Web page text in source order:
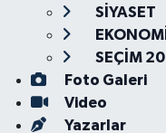
SİYASET
EKONOMİ
SEÇİM
Foto Galeri
Video
Yazarlar